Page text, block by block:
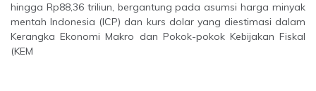
hingga Rp88,36 triliun, bergantung pada asumsi harga minyak
mentah Indonesia (ICP) dan kurs dolar yang diestimasi dalam
Kerangka Ekonomi Makro dan Pokok-pokok Kebijakan Fiskal
(KEM